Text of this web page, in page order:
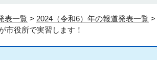
表一覧 > 2024（令和6）年の報道発表一覧 >
役所で実習します！